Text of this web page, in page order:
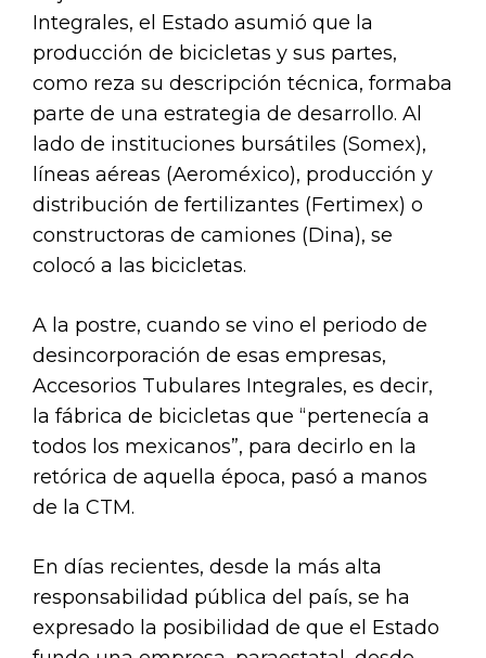
Integrales, el Estado asumió que la
producción de bicicletas y sus partes,
como reza su descripción técnica, formaba
parte de una estrategia de desarrollo. Al
lado de instituciones bursátiles (Somex),
líneas aéreas (Aeroméxico), producción y
distribución de fertilizantes (Fertimex) o
constructoras de camiones (Dina), se
colocó a las bicicletas.
A la postre, cuando se vino el periodo de
desincorporación de esas empresas,
Accesorios Tubulares Integrales, es decir,
la fábrica de bicicletas que “pertenecía a
todos los mexicanos”, para decirlo en la
retórica de aquella época, pasó a manos
de la CTM.
En días recientes, desde la más alta
responsabilidad pública del país, se ha
expresado la posibilidad de que el Estado